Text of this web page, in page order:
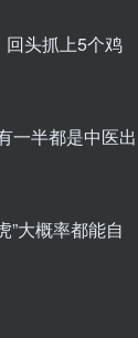
回头抓上5个鸡
一半都是中医出
”大概率都能自